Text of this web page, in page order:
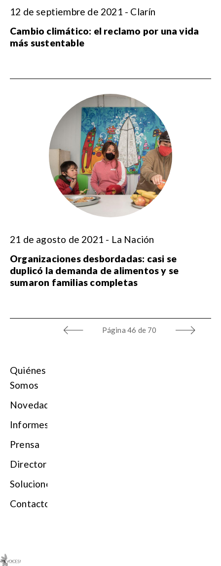
12 de septiembre de 2021 - Clarín
Cambio climático: el reclamo por una vida
más sustentable
21 de agosto de 2021 - La Nación
Organizaciones desbordadas: casi se
duplicó la demanda de alimentos y se
sumaron familias completas
Página 46 de 70
Quiénes
Somos
Novedades
Informes
Prensa
Directorio
Soluciones
Contacto